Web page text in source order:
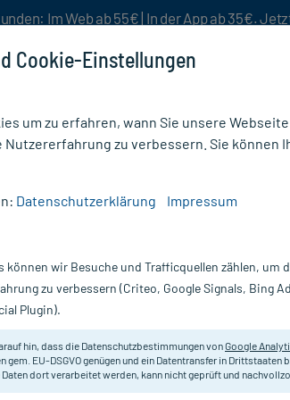
Im Web ab 55€ | In der App ab 35€.
Nur für kurze Zeit:Gratis-Versand* ab 19€
system
Doppelherz
Veganes
Cookie-Einstellungen
um zu erfahren, wann Sie unsere
Nutzererfahrung zu verbessern. Sie können
Datenschutzerklärung Impressum
können wir Besuche und Trafficquellen zählen, um
zu verbessern (Criteo, Google Signals, Bing
Plugin).
hin, dass die Datenschutzbestimmungen vonGoogle
gem. EU-DSGVO genügen und ein Datentransfer in
Daten dort verarbeitet werden, kann nicht geprüft und